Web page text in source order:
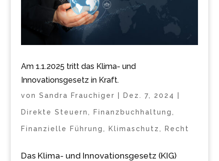
Am 1.1.2025 tritt das Klima- und
Innovationsgesetz in Kraft.
von Sandra Frauchiger Dez. 7, 2024
Direkte Steuern Finanzbuchhaltung
Finanzielle Führung Klimaschutz Recht
Das Klima- und Innovationsgesetz (KIG)